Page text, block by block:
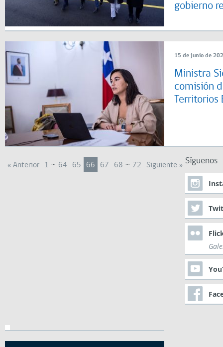
gobierno
15 de junio de
Ministra
comisión
Territorios
« Anterior 1 … 64 65 66 67 68 … 72 Siguiente » Síguenos